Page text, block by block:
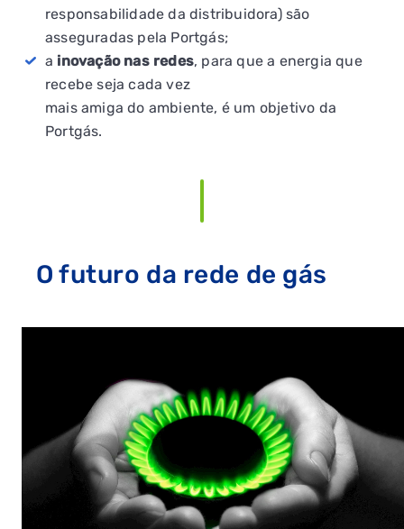
responsabilidade da distribuidora) são
asseguradas pela Portgás;
a inovação nas redes, para que a energia que
recebe seja cada vez
mais amiga do ambiente, é um objetivo da
Portgás.
O futuro da rede de gás